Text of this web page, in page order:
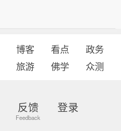
博客 看点
政务
旅游 佛学 众测
反馈 登录